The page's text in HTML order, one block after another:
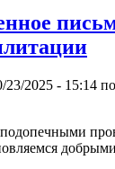
23/2025 - 15:14